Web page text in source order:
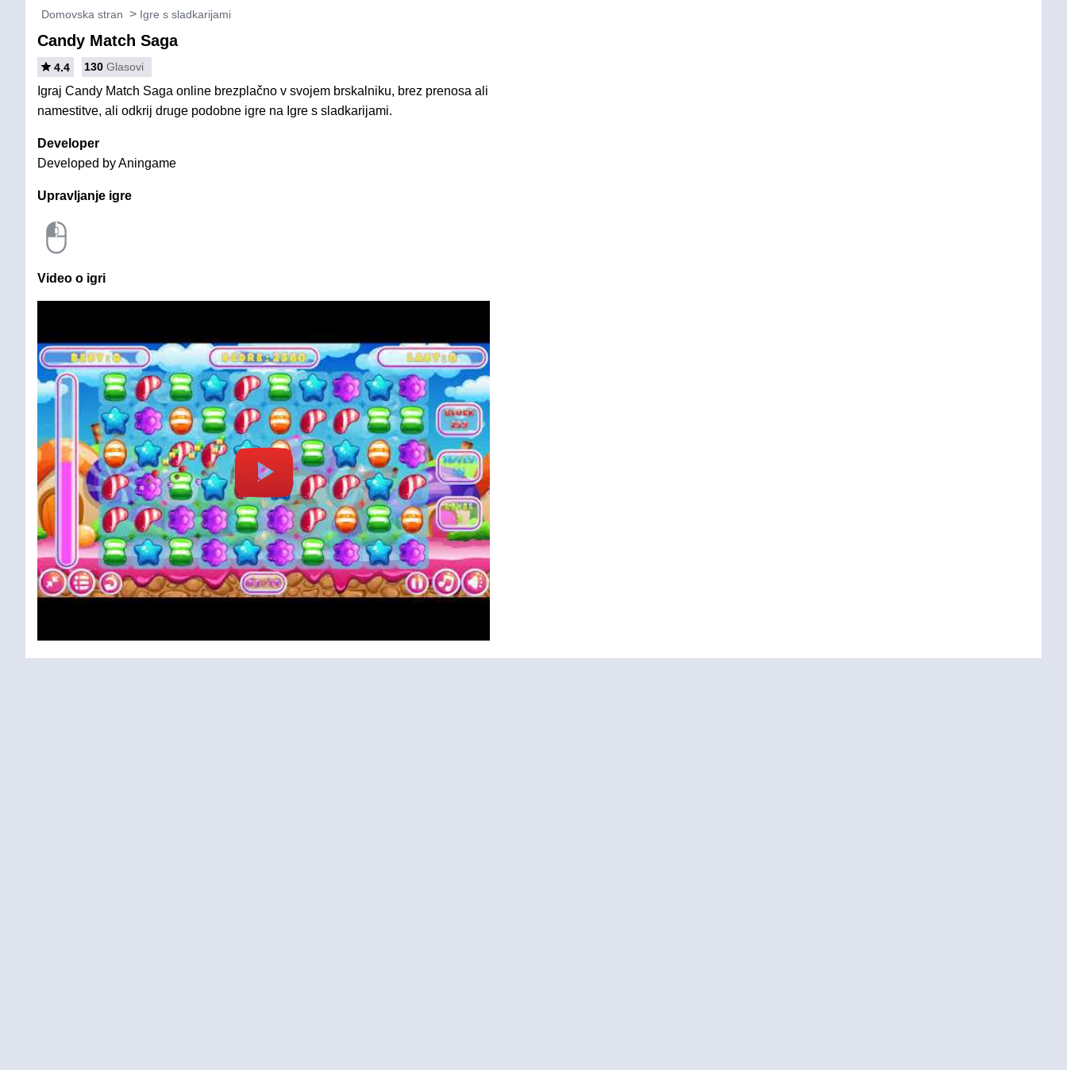
Domovska stran Igre s sladkarijami
Candy Match Saga
4.4 130 Glasovi
Igraj Candy Match Saga online brezplačno v svojem brskalniku, brez prenosa ali
namestitve, ali odkrij druge podobne igre na Igre s sladkarijami.
Developer
Developed by Aningame
Upravljanje igre
Video o igri